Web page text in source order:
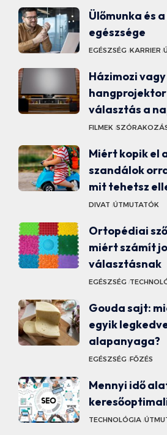
Ülőmunka és
egészsége
EGÉSZSÉG KARRIER
Házimozi
hangprojektor
választás a
FILMEK
Miért kopik el
szandálok
mit tehetsz
DIVAT ÚTMUTATÓK
Ortopédiai
miért számít
választásnak
EGÉSZSÉG
Gouda sajt:
egyik
alapanyaga?
EGÉSZSÉG FŐZÉS
Mennyi idő
TECHNOLÓGIA